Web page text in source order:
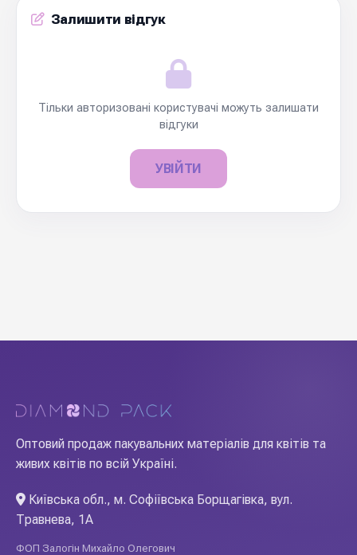
Залишити відгук
Тільки авторизовані користувачі можуть залишати
відгуки
УВІЙТИ
Оптовий продаж пакувальних матеріалів для квітів та
живих квітів по всій Україні.
Київська обл., м. Софіївська Борщагівка, вул.
Травнева, 1А
ФОП Залогін Михайло Олегович